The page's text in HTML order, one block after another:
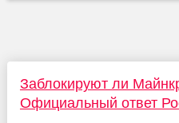
Заблокируют ли
Официальный ответ